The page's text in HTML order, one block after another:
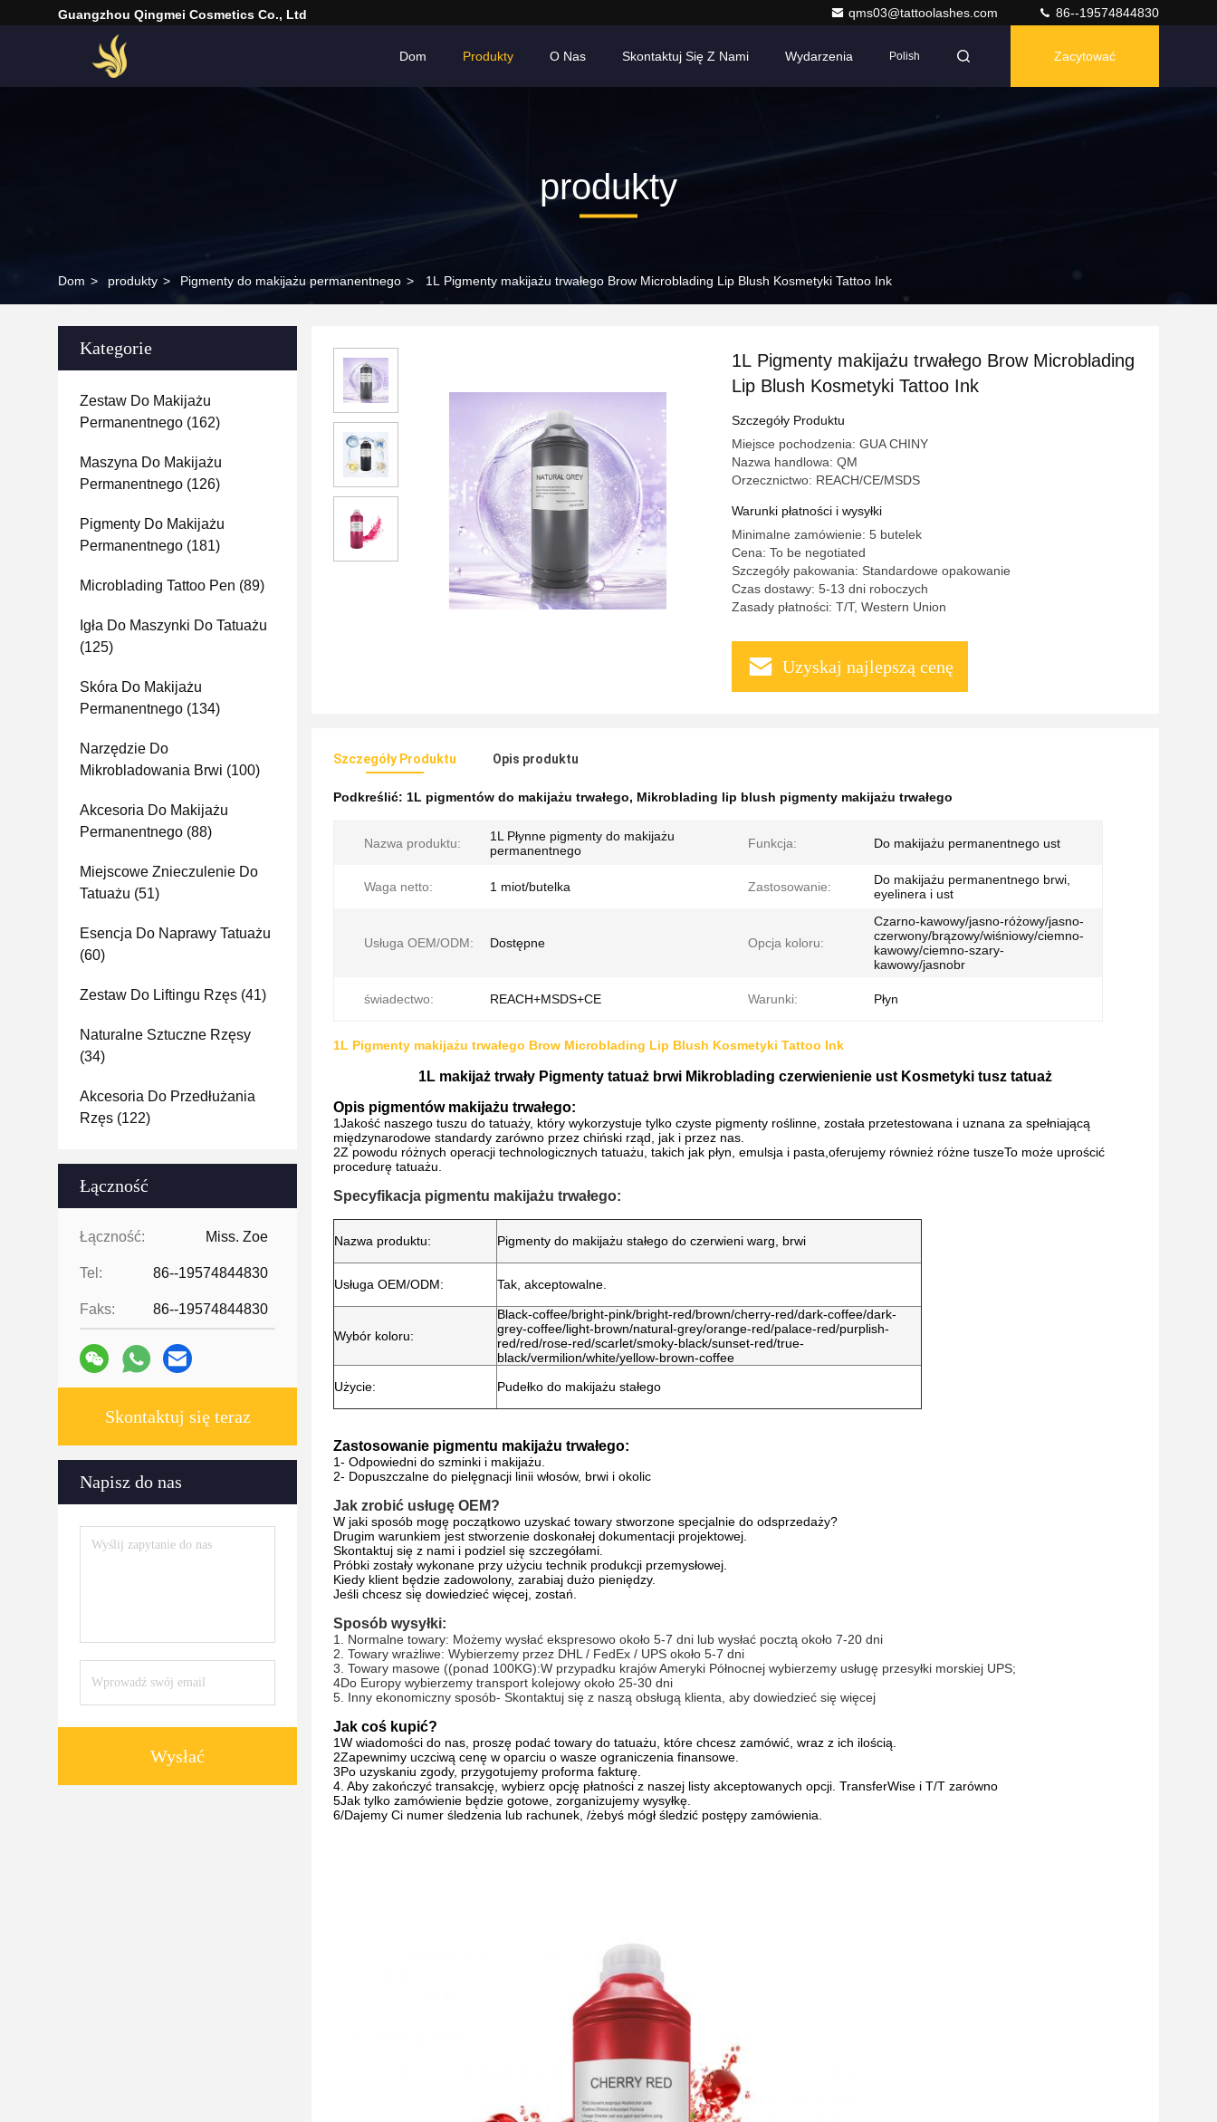
Guangzhou Qingmei Cosmetics Co., Ltd qms03@tattoolashes.com 86--19574844830
Dom Produkty O Nas Skontaktuj Się Z Nami Wydarzenia Polish Zacytować
produkty
Dom > produkty > Pigmenty do makijażu permanentnego > 1L Pigmenty makijażu trwałego Brow Microblading Lip Blush Kosmetyki Tattoo Ink
Kategorie
Zestaw Do Makijażu
Permanentnego (162)
Maszyna Do Makijażu
Permanentnego (126)
Pigmenty Do Makijażu
Permanentnego (181)
Microblading Tattoo Pen (89)
Igła Do Maszynki Do Tatuażu
(125)
Skóra Do Makijażu
Permanentnego (134)
Narzędzie Do
Mikrobladowania Brwi (100)
Akcesoria Do Makijażu
Permanentnego (88)
Miejscowe Znieczulenie Do
Tatuażu (51)
Esencja Do Naprawy Tatuażu
(60)
Zestaw Do Liftingu Rzęs (41)
Naturalne Sztuczne Rzęsy
(34)
Akcesoria Do Przedłużania
Rzęs (122)
Łączność
Łączność: Miss. Zoe
Tel: 86--19574844830
Faks: 86--19574844830
Skontaktuj się teraz
Napisz do nas
Wysłać
1L Pigmenty makijażu trwałego Brow Microblading
Lip Blush Kosmetyki Tattoo Ink
Szczegóły Produktu
Miejsce pochodzenia: GUA CHINY
Nazwa handlowa: QM
Orzecznictwo: REACH/CE/MSDS
Warunki płatności i wysyłki
Minimalne zamówienie: 5 butelek
Cena: To be negotiated
Szczegóły pakowania: Standardowe opakowanie
Czas dostawy: 5-13 dni roboczych
Zasady płatności: T/T, Western Union
Uzyskaj najlepszą cenę
Szczegóły Produktu Opis produktu
Podkreślić: 1L pigmentów do makijażu trwałego, Mikroblading lip blush pigmenty makijażu trwałego
Nazwa produktu:
1L Płynne pigmenty do makijażu
permanentnego
Funkcja: Do makijażu permanentnego ust
Waga netto: 1 miot/butelka Zastosowanie:
Do makijażu permanentnego brwi,
eyelinera i ust
Usługa OEM/ODM: Dostępne Opcja koloru:
Czarno-kawowy/jasno-różowy/jasno-
czerwony/brązowy/wiśniowy/ciemno-
kawowy/ciemno-szary-
kawowy/jasnobr
świadectwo: REACH+MSDS+CE Warunki: Płyn
1L Pigmenty makijażu trwałego Brow Microblading Lip Blush Kosmetyki Tattoo Ink
1L makijaż trwały Pigmenty tatuaż brwi Mikroblading czerwienienie ust Kosmetyki tusz tatuaż
Opis pigmentów makijażu trwałego:
1Jakość naszego tuszu do tatuaży, który wykorzystuje tylko czyste pigmenty roślinne, została przetestowana i uznana za spełniającą
międzynarodowe standardy zarówno przez chiński rząd, jak i przez nas.
2Z powodu różnych operacji technologicznych tatuażu, takich jak płyn, emulsja i pasta,oferujemy również różne tuszeTo może uprościć
procedurę tatuażu.
Specyfikacja pigmentu makijażu trwałego:
Nazwa produktu: Pigmenty do makijażu stałego do czerwieni warg, brwi
Usługa OEM/ODM: Tak, akceptowalne.
Wybór koloru:
Black-coffee/bright-pink/bright-red/brown/cherry-red/dark-coffee/dark-
grey-coffee/light-brown/natural-grey/orange-red/palace-red/purplish-
red/red/rose-red/scarlet/smoky-black/sunset-red/true-
black/vermilion/white/yellow-brown-coffee
Użycie:
Pudełko do makijażu stałego
Zastosowanie pigmentu makijażu trwałego:
1- Odpowiedni do szminki i makijażu.
2- Dopuszczalne do pielęgnacji linii włosów, brwi i okolic
Jak zrobić usługę OEM?
W jaki sposób mogę początkowo uzyskać towary stworzone specjalnie do odsprzedaży?
Drugim warunkiem jest stworzenie doskonałej dokumentacji projektowej.
Skontaktuj się z nami i podziel się szczegółami.
Próbki zostały wykonane przy użyciu technik produkcji przemysłowej.
Kiedy klient będzie zadowolony, zarabiaj dużo pieniędzy.
Jeśli chcesz się dowiedzieć więcej, zostań.
Sposób wysyłki:
1. Normalne towary: Możemy wysłać ekspresowo około 5-7 dni lub wysłać pocztą około 7-20 dni
2. Towary wrażliwe: Wybierzemy przez DHL / FedEx / UPS około 5-7 dni
3. Towary masowe ((ponad 100KG):W przypadku krajów Ameryki Północnej wybierzemy usługę przesyłki morskiej UPS;
4Do Europy wybierzemy transport kolejowy około 25-30 dni
5. Inny ekonomiczny sposób- Skontaktuj się z naszą obsługą klienta, aby dowiedzieć się więcej
Jak coś kupić?
1W wiadomości do nas, proszę podać towary do tatuażu, które chcesz zamówić, wraz z ich ilością.
2Zapewnimy uczciwą cenę w oparciu o wasze ograniczenia finansowe.
3Po uzyskaniu zgody, przygotujemy proforma fakturę.
4. Aby zakończyć transakcję, wybierz opcję płatności z naszej listy akceptowanych opcji. TransferWise i T/T zarówno
5Jak tylko zamówienie będzie gotowe, zorganizujemy wysyłkę.
6/Dajemy Ci numer śledzenia lub rachunek, /żebyś mógł śledzić postępy zamówienia.